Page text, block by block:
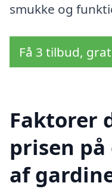
smukke og
Få 3 tilbud,
Faktorer
prisen
af